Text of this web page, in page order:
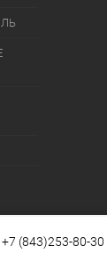
+7 (843)253-80-30